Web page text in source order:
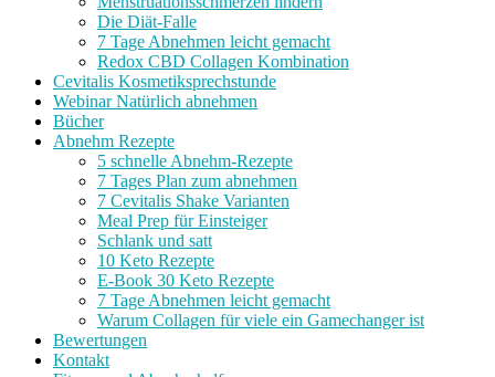
Die Diät-Falle
7 Tage Abnehmen leicht gemacht
Redox CBD Collagen Kombination
Cevitalis Kosmetiksprechstunde
Webinar Natürlich abnehmen
Bücher
Abnehm Rezepte
5 schnelle Abnehm-Rezepte
7 Tages Plan zum abnehmen
7 Cevitalis Shake Varianten
Meal Prep für Einsteiger
Schlank und satt
10 Keto Rezepte
E-Book 30 Keto Rezepte
7 Tage Abnehmen leicht gemacht
Warum Collagen für viele ein Gamechanger ist
Bewertungen
Kontakt